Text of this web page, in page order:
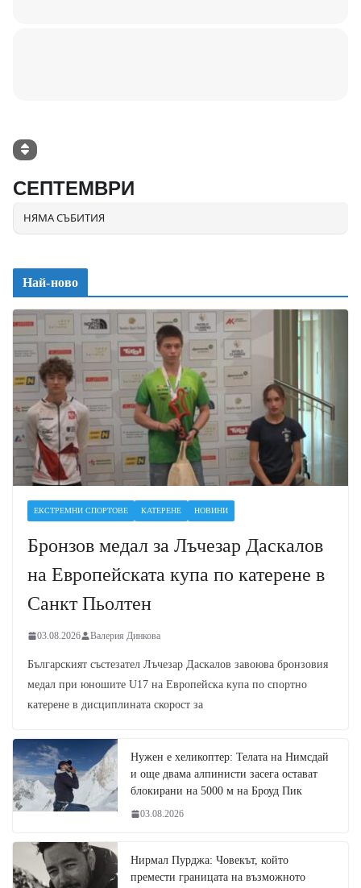
СЕПТЕМВРИ
НЯМА СЪБИТИЯ
Най-ново
ЕКСТРЕМНИ СПОРТОВЕ КАТЕРЕНЕ НОВИНИ
Бронзов медал за Лъчезар Даскалов
на Европейската купа по катерене в
Санкт Пьолтен
03.08.2026 Валерия Динкова
Българският състезател Лъчезар Даскалов завоюва бронзовия
медал при юношите U17 на Европейска купа по спортно
катерене в дисциплината скорост за
Нужен е хеликоптер: Телата на Нимсдай
и още двама алпинисти засега остават
блокирани на 5000 м на Броуд Пик
03.08.2026
Нирмал Пурджа: Човекът, който
премести границата на възможното